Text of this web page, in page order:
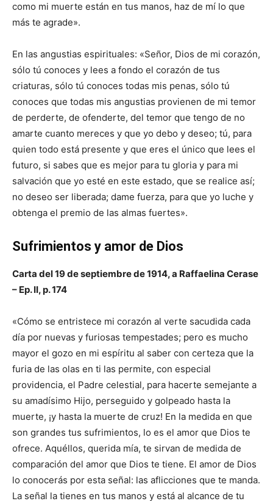
como mi muerte están en tus manos, haz de mí lo que
más te agrade».
En las angustias espirituales: «Señor, Dios de mi corazón,
sólo tú conoces y lees a fondo el corazón de tus
criaturas, sólo tú conoces todas mis penas, sólo tú
conoces que todas mis angustias provienen de mi temor
de perderte, de ofenderte, del temor que tengo de no
amarte cuanto mereces y que yo debo y deseo; tú, para
quien todo está presente y que eres el único que lees el
futuro, si sabes que es mejor para tu gloria y para mi
salvación que yo esté en este estado, que se realice así;
no deseo ser liberada; dame fuerza, para que yo luche y
obtenga el premio de las almas fuertes».
Sufrimientos y amor de Dios
Carta del 19 de septiembre de 1914, a Raffaelina Cerase
– Ep. II, p. 174
«Cómo se entristece mi corazón al verte sacudida cada
día por nuevas y furiosas tempestades; pero es mucho
mayor el gozo en mi espíritu al saber con certeza que la
furia de las olas en ti las permite, con especial
providencia, el Padre celestial, para hacerte semejante a
su amadísimo Hijo, perseguido y golpeado hasta la
muerte, ¡y hasta la muerte de cruz! En la medida en que
son grandes tus sufrimientos, lo es el amor que Dios te
ofrece. Aquéllos, querida mía, te sirvan de medida de
comparación del amor que Dios te tiene. El amor de Dios
lo conocerás por esta señal: las aflicciones que te manda.
La señal la tienes en tus manos y está al alcance de tu